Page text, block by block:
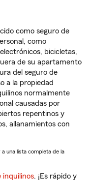
como seguro de
como
bicicletas,
de su apartamento
del seguro de
a la propiedad
normalmente
causadas por
repentinos y
allanamientos con
una lista completa de la
inquilinos. ¡Es rápido y